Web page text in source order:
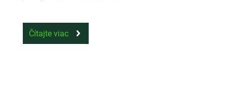
Čítajte viac